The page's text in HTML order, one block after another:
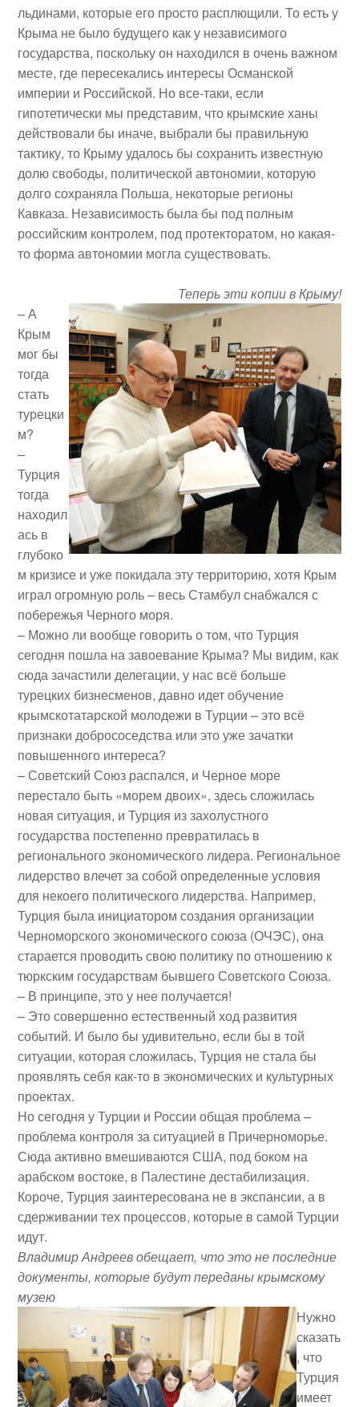
льдинами, которые его просто расплющили. То есть у
Крыма не было будущего как у независимого
государства, поскольку он находился в очень важном
месте, где пересекались интересы Османской
империи и Российской. Но все-таки, если
гипотетически мы представим, что крымские ханы
действовали бы иначе, выбрали бы правильную
тактику, то Крыму удалось бы сохранить известную
долю свободы, политической автономии, которую
долго сохраняла Польша, некоторые регионы
Кавказа. Независимость была бы под полным
российским контролем, под протекторатом, но какая-
то форма автономии могла существовать.
Теперь эти копии в Крыму!
– А
Крым
мог бы
тогда
стать
турецки
м?
–
Турция
тогда
находил
ась в
глубоко
м кризисе и уже покидала эту территорию, хотя Крым
играл огромную роль – весь Стамбул снабжался с
побережья Черного моря.
– Можно ли вообще говорить о том, что Турция
сегодня пошла на завоевание Крыма? Мы видим, как
сюда зачастили делегации, у нас всё больше
турецких бизнесменов, давно идет обучение
крымскотатарской молодежи в Турции – это всё
признаки добрососедства или это уже зачатки
повышенного интереса?
– Советский Союз распался, и Черное море
перестало быть «морем двоих», здесь сложилась
новая ситуация, и Турция из захолустного
государства постепенно превратилась в
регионального экономического лидера. Региональное
лидерство влечет за собой определенные условия
для некоего политического лидерства. Например,
Турция была инициатором создания организации
Черноморского экономического союза (ОЧЭС), она
старается проводить свою политику по отношению к
тюркским государствам бывшего Советского Союза.
– В принципе, это у нее получается!
– Это совершенно естественный ход развития
событий. И было бы удивительно, если бы в той
ситуации, которая сложилась, Турция не стала бы
проявлять себя как-то в экономических и культурных
проектах.
Но сегодня у Турции и России общая проблема –
проблема контроля за ситуацией в Причерноморье.
Сюда активно вмешиваются США, под боком на
арабском востоке, в Палестине дестабилизация.
Короче, Турция заинтересована не в экспансии, а в
сдерживании тех процессов, которые в самой Турции
идут.
Владимир Андреев обещает, что это не последние
документы, которые будут переданы крымскому
музею
Нужно
сказать
, что
Турция
имеет